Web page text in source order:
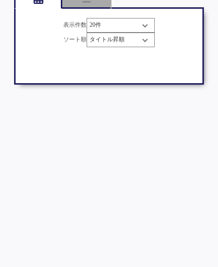
表示件数
ソート順